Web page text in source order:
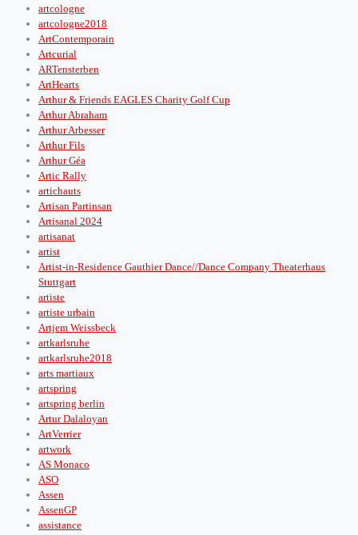
artcologne
artcologne2018
ArtContemporain
Artcurial
ARTensterben
ArtHearts
Arthur & Friends EAGLES Charity Golf Cup
Arthur Abraham
Arthur Arbesser
Arthur Fils
Arthur Géa
Artic Rally
artichauts
Artisan Partinsan
Artisanal 2024
artisanat
artist
Artist-in-Residence Gauthier Dance//Dance Company Theaterhaus
Stuttgart
artiste
artiste urbain
Artjem Weissbeck
artkarlsruhe
artkarlsruhe2018
arts martiaux
artspring
artspring berlin
Artur Dalaloyan
ArtVerrier
artwork
AS Monaco
ASO
Assen
AssenGP
assistance